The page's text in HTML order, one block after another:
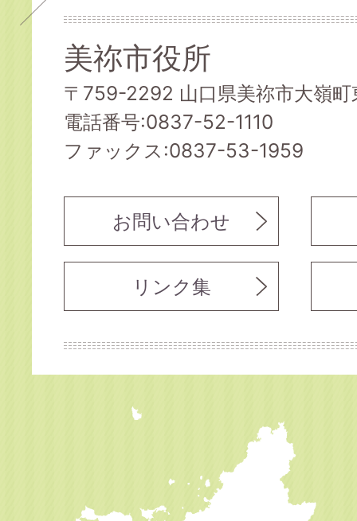
美祢市役所
〒759-2292 山口県美祢市大嶺
電話番号:0837-52-1110
ファックス:0837-53-1959
お問い合わせ
リンク集